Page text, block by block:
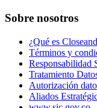
Sobre nosotros
¿Qué es
Términos y
Responsabilidad
Tratamiento
Autorización
Aliados